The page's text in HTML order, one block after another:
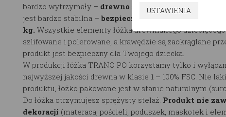
bardzo wytrzymały – drewno sosnowe, klejone.
jest bardzo stabilna – bezpieczne obciążenie wynosi do
kg. Wszystkie elementy łóżka drewnianego
szlifowane i polerowane, a krawędzie są zaokrąglane
produkt jest bezpieczny dla Twojego dziecka.
W produkcji łóżka TRANO PO korzystamy tylko i
najwyższej jakości drewna w klasie 1 – 100% FSC. Nie
produktu, łóżko pakowane jest w stanie naturalnym
Do łóżka otrzymujesz sprężysty stelaż. Produkt nie
dekoracji (materaca, pościeli, poduszek, maskotek i
USTAWIENIA